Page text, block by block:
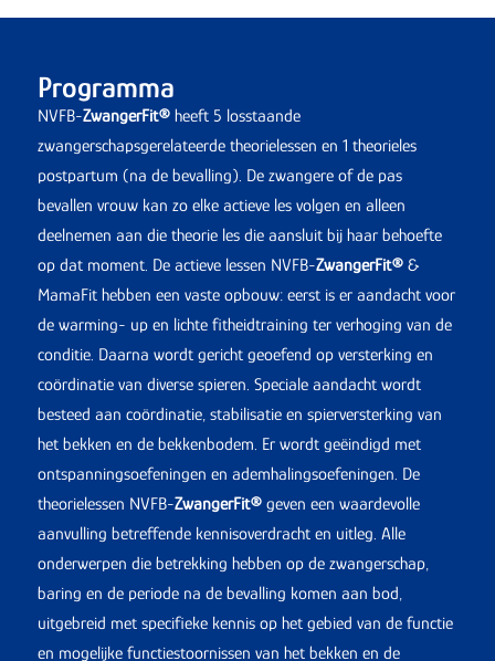
Programma
NVFB-ZwangerFit®heeft 5 losstaande
zwangerschapsgerelateerde theorielessen en 1 theorieles
postpartum (na de bevalling). De zwangere of de pas
bevallen vrouw kan zo elke actieve les volgen en alleen
deelnemen aan die theorie les die aansluit bij haar behoefte
op dat moment. De actieve lessen NVFB-ZwangerFit®&
MamaFit hebben een vaste opbouw: eerst is er aandacht voor
de warming- up en lichte fitheidtraining ter verhoging van de
conditie. Daarna wordt gericht geoefend op versterking en
coördinatie van diverse spieren. Speciale aandacht wordt
besteed aan coördinatie, stabilisatie en spierversterking van
het bekken en de bekkenbodem. Er wordt geëindigd met
ontspanningsoefeningen en ademhalingsoefeningen. De
theorielessen NVFB-ZwangerFit®geven een waardevolle
aanvulling betreffende kennisoverdracht en uitleg. Alle
onderwerpen die betrekking hebben op de zwangerschap,
baring en de periode na de bevalling komen aan bod,
uitgebreid met specifieke kennis op het gebied van de functie
en mogelijke functiestoornissen van het bekken en de